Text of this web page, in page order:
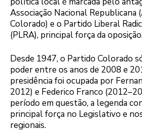
Associação Nacional Republicana
Colorado) e o Partido Liberal
(PLRA), principal força da
Desde 1947, o Partido Colorado
poder entre os anos de 2008 e
presidência foi ocupada por
2012) e Federico Franco
período em questão, a legenda
principal força no Legislativo e
regionais.